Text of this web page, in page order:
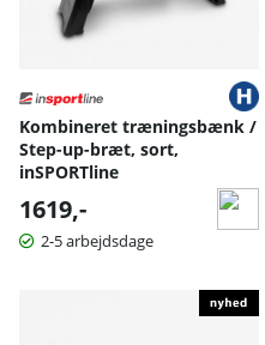
Kombineret træningsbænk /
Step-up-bræt, sort,
inSPORTline
1619,-
2-5 arbejdsdage